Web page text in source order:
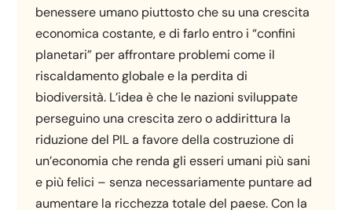
benessere umano piuttosto che su una crescita
economica costante, e di farlo entro i “confini
planetari” per affrontare problemi come il
riscaldamento globale e la perdita di
biodiversità. L’idea è che le nazioni sviluppate
perseguino una crescita zero o addirittura la
riduzione del PIL a favore della costruzione di
un’economia che renda gli esseri umani più sani
e più felici – senza necessariamente puntare ad
aumentare la ricchezza totale del paese. Con la